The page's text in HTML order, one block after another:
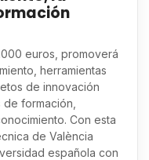
euros, promoverá
herramientas
de innovación
formación,
Con esta
de València
española con